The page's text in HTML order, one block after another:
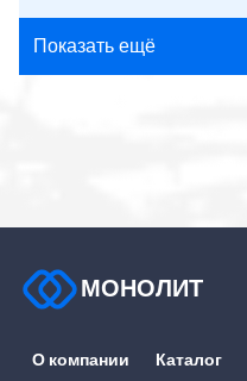
Показать ещё
МОНОЛИТ
О компании Каталог